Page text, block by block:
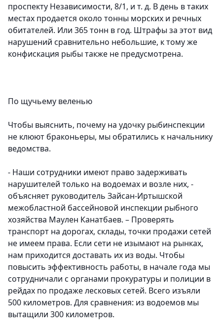
проспекту Независимости, 8/1, и т. д. В день в таких
местах продается около тонны морских и речных
обитателей. Или 365 тонн в год. Штрафы за этот вид
нарушений сравнительно небольшие, к тому же
конфискация рыбы также не предусмотрена.
По щучьему веленью
Чтобы выяснить, почему на удочку рыбинспекции
не клюют браконьеры, мы обратились к начальнику
ведомства.
- Наши сотрудники имеют право задерживать
нарушителей только на водоемах и возле них, -
объясняет руководитель Зайсан-Иртышской
межобластной бассейновой инспекции рыбного
хозяйства Маулен Канатбаев. – Проверять
транспорт на дорогах, склады, точки продажи сетей
не имеем права. Если сети не изымают на рынках,
нам приходится доставать их из воды. Чтобы
повысить эффективность работы, в начале года мы
сотрудничали с органами прокуратуры и полиции в
рейдах по продаже лесковых сетей. Всего изъяли
500 километров. Для сравнения: из водоемов мы
вытащили 300 километров.